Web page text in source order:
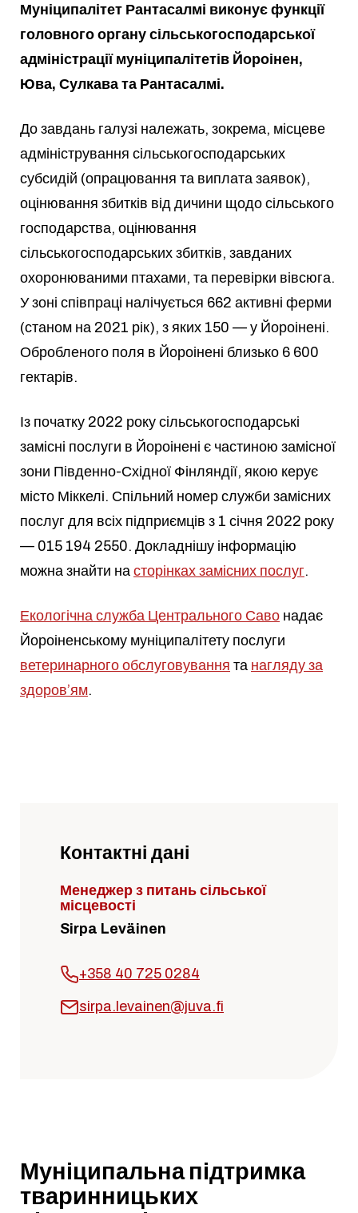
Муніципалітет Рантасалмі виконує функції
головного органу сільськогосподарської
адміністрації муніципалітетів Йороінен,
Юва, Сулкава та Рантасалмі.
До завдань галузі належать, зокрема, місцеве
адміністрування сільськогосподарських
субсидій (опрацювання та виплата заявок),
оцінювання збитків від дичини щодо сільського
господарства, оцінювання
сільськогосподарських збитків, завданих
охоронюваними птахами, та перевірки вівсюга.
У зоні співпраці налічується 662 активні ферми
(станом на 2021 рік), з яких 150 — у Йороінені.
Обробленого поля в Йороінені близько 6 600
гектарів.
Із початку 2022 року сільськогосподарські
замісні послуги в Йороінені є частиною замісної
зони Південно-Східної Фінляндії, якою керує
місто Міккелі. Спільний номер служби замісних
послуг для всіх підприємців з 1 січня 2022 року
— 015 194 2550. Докладнішу інформацію
можна знайти на сторінках замісних послуг.
Екологічна служба Центрального Саво надає
Йороіненському муніципалітету послуги
ветеринарного обслуговування та нагляду за
здоров’ям.
Контактні дані
Менеджер з питань сільської
місцевості
Sirpa Leväinen
+358 40 725 0284
sirpa.levainen@juva.fi
Муніципальна підтримка
тваринницьких